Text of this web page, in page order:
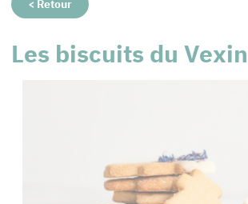
< Retour
Les biscuits du Vexin